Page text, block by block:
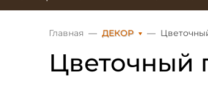
Главная ДЕКОР
Цветочный